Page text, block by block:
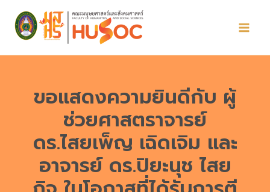
content
ขอแสดงความยินดีกับ ผู้
ช่วยศาสตราจารย์
ดร.ไสยเพ็ญ เฉิดเจิม และ
อาจารย์ ดร.ปิยะนุช ไสย